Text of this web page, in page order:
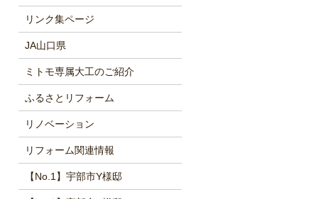
リンク集ページ
JA山口県
ミトモ専属大工のご紹介
ふるさとリフォーム
リノベーション
リフォーム関連情報
【No.1】宇部市Y様邸